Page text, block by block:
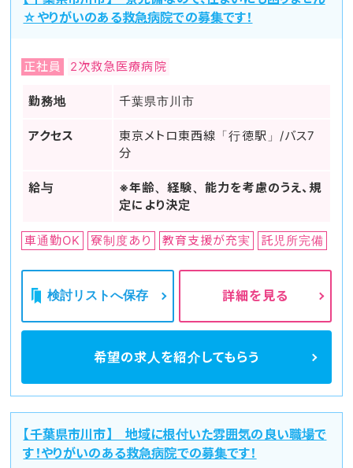
☆やりがいのある救急病院での募集です！
正社員 2次救急医療病院
勤務地 千葉県市川市
アクセス
東京メトロ東西線「行徳駅」/バス7
分
給与
※年齢、経験、能力を考慮のうえ、規
定により決定
車通勤OK 寮制度あり 教育支援が充実 託児所完備
検討リストへ保存 詳細を見る
希望の求人を紹介してもらう
【千葉県市川市】 地域に根付いた雰囲気の良い職場で
す！やりがいのある救急病院での募集です！